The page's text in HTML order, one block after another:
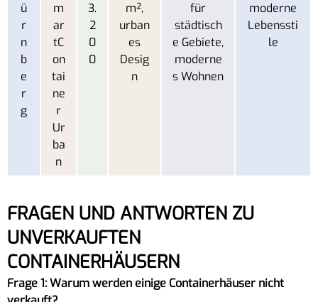
ü
r
n
b
e
r
g
m
ar
tC
on
tai
ne
r
Ur
ba
n
3.
2
0
0
m²,
urban
es
Desig
n
für
städtisch
e Gebiete,
moderne
s Wohnen
moderne
Lebenssti
le
FRAGEN UND ANTWORTEN ZU
UNVERKAUFTEN
CONTAINERHÄUSERN
Frage 1: Warum werden einige Containerhäuser nicht